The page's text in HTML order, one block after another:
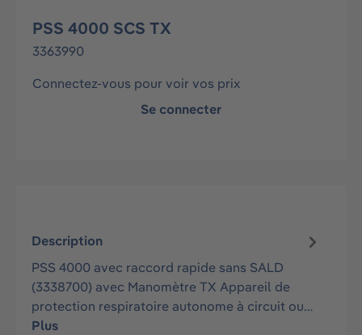
PSS 4000 SCS TX
3363990
Connectez-vous pour voir vos prix
Se connecter
Description
PSS 4000 avec raccord rapide sans SALD
(3338700) avec Manomètre TX Appareil de
protection respiratoire autonome à circuit ou…
Plus